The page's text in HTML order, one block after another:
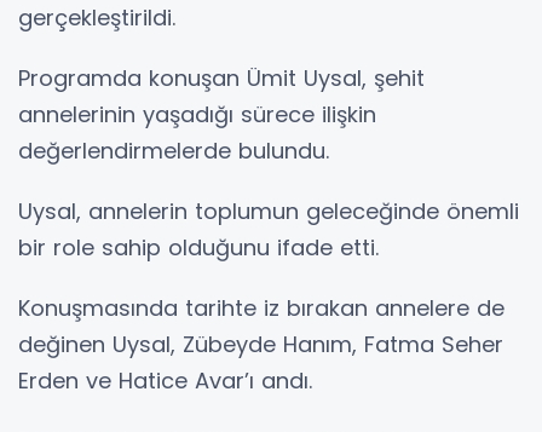
gerçekleştirildi.
Programda konuşan Ümit Uysal, şehit
annelerinin yaşadığı sürece ilişkin
değerlendirmelerde bulundu.
Uysal, annelerin toplumun geleceğinde önemli
bir role sahip olduğunu ifade etti.
Konuşmasında tarihte iz bırakan annelere de
değinen Uysal, Zübeyde Hanım, Fatma Seher
Erden ve Hatice Avar’ı andı.